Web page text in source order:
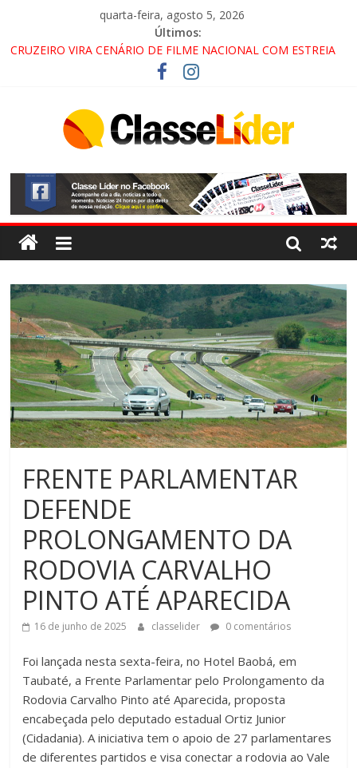
quarta-feira, agosto 5, 2026
Últimos:
CRUZEIRO VIRA CENÁRIO DE FILME NACIONAL COM ESTREIA
PROMOTOR DO GAECO
ACESSO À APARECIDA NA DUTRA SERÁ BLOQUEADO NO FIM
ALTERNATIVAS
LORENA, PINDAMONHANGABA E QUELUZ NA RETA FINAL
PELA FÁBRICA DA COCA-COLA!
FRENTE PARLAMENTAR
DEFENDE
PROLONGAMENTO DA
RODOVIA CARVALHO
PINTO ATÉ APARECIDA
16 de junho de 2025 classelider 0 comentários
Foi lançada nesta sexta-feira, no Hotel Baobá, em
Taubaté, a Frente Parlamentar pelo Prolongamento da
Rodovia Carvalho Pinto até Aparecida, proposta
encabeçada pelo deputado estadual Ortiz Junior
(Cidadania). A iniciativa tem o apoio de 27 parlamentares
de diferentes partidos e visa conectar a rodovia ao Vale